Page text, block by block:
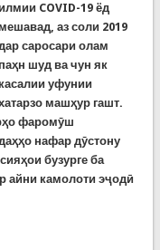
илмии COVID-19 ёд
мешавад, аз соли 2019
саросари олам
паҳн шуд ва чун як
касалии уфунии
машҳур гашт.
фаромӯш
нафар дӯстону
бузурге ба
айни камолоти эҷодӣ
сабаби давомнокии